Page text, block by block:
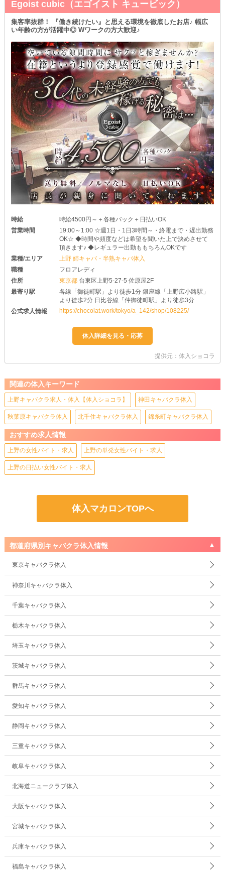
Egoist cubic（エゴイスト キュービック）
集客率抜群！ 『働き続けたい』と思える環境を徹底したお店♪ 幅広
い年齢の方が活躍中◎ Wワークの方大歓迎♪
時給
時給4500円～＋各種バック＋日払いOK
営業時間
19:00～1:00 ☆週1日・1日3時間～・終電まで・遅出勤務
OK☆ ◆時間や頻度などは希望を聞いた上で決めさせて
頂きます♪ ◆レギュラー出勤ももちろんOKです
業種/エリア
上野 姉キャバ・半熟キャバ体入
職種
フロアレディ
住所
東京都 台東区上野5-27-5 佐原屋2F
最寄り駅
各線「御徒町駅」より徒歩1分 銀座線「上野広小路駅」
より徒歩2分 日比谷線「仲御徒町駅」より徒歩3分
公式求人情報
https://chocolat.work/tokyo/a_142/shop/108225/
提供元：体入ショコラ
関連の体入キーワード
上野キャバクラ求人・体入【体入ショコラ】 神田キャバクラ体入
秋葉原キャバクラ体入 北千住キャバクラ体入 錦糸町キャバクラ体入
おすすめ求人情報
上野の女性バイト・求人 上野の単発女性バイト・求人
上野の日払い女性バイト・求人
体入マカロンTOPへ
都道府県別キャバクラ体入情報
東京キャバクラ体入
神奈川キャバクラ体入
千葉キャバクラ体入
栃木キャバクラ体入
埼玉キャバクラ体入
茨城キャバクラ体入
群馬キャバクラ体入
愛知キャバクラ体入
静岡キャバクラ体入
三重キャバクラ体入
岐阜キャバクラ体入
北海道ニュークラブ体入
大阪キャバクラ体入
宮城キャバクラ体入
兵庫キャバクラ体入
福島キャバクラ体入